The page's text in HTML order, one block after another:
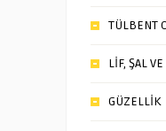
TÜLBENT
LİF, ŞAL
GÜZELLİK